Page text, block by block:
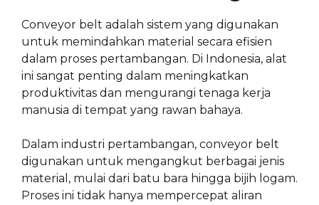
Conveyor belt adalah sistem yang digunakan
untuk memindahkan material secara efisien
dalam proses pertambangan. Di Indonesia, alat
ini sangat penting dalam meningkatkan
produktivitas dan mengurangi tenaga kerja
manusia di tempat yang rawan bahaya.
Dalam industri pertambangan, conveyor belt
digunakan untuk mengangkut berbagai jenis
material, mulai dari batu bara hingga bijih logam.
Proses ini tidak hanya mempercepat aliran